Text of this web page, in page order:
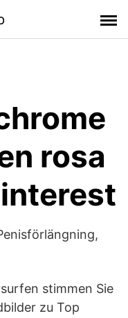
rosa
stimmen Sie
zu Top